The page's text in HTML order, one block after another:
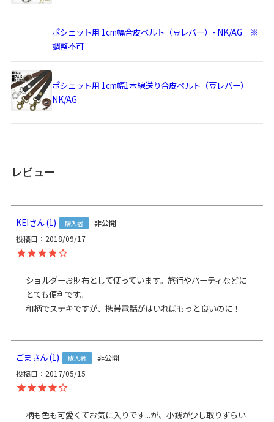
※商品サイズの表記はおおよその値となります。
使用可能なア
イテム
・手提げ用 40cmチェーン - GL/AG
・ポシェット用 120cmショルダーチェーン - NK/GL/AG
素材
＜チェーン＞ 鉄（アンティークゴールド）
＜口金＞ 鉄（アンティークゴールド）
お支払方法
Amazon Pay／楽天ペイ／PayPay
申し上げます。規約に基づき返品、キャンセルもお受付でき
ます。
能
ポシェット用 1cm幅合皮ベルト（豆レバー）- NK/AG ※
調整不可
ポシェット用 1cm幅1本線送り合皮ベルト（豆レバー）
NK/AG
レビュー
KEI 1 購入者
非公開
投稿日
2018/09/17
ショルダーお財布として使っています。旅行やパーティなどに
とても便利です。
和柄でステキですが、携帯電話がはいればもっと良いのに！
ごま 1 購入者
非公開
投稿日
2017/05/15
柄も色も可愛くてお気に入りです...が、小銭が少し取りずらい